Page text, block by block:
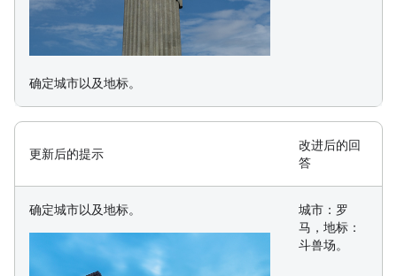
确定城市以及地标。
更新后的提示
改进后的回
答
确定城市以及地标。
城市：罗
马，地标：
斗兽场。